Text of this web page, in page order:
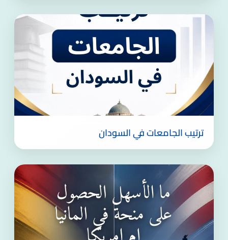
ترتيب الجامعات في السودان